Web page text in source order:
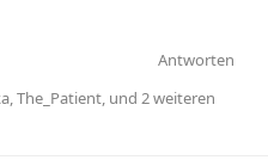
Antworten
,The_Patient, und 2weiteren